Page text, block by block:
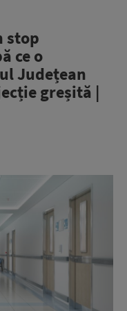
stop
ce o
Județean
greșită |